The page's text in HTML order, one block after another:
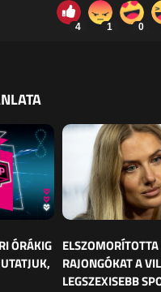
4 1 0
ÓRÁKIG
RAJONGÓKAT A
LEGSZEXISEBB